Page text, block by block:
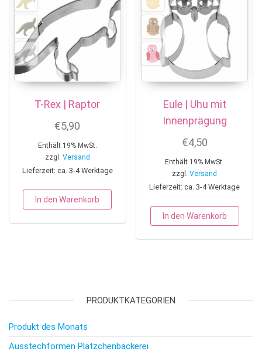
T-Rex | Raptor
€5,90
Enthält 19% MwSt.
zzgl. Versand
Lieferzeit: ca. 3-4 Werktage
In den Warenkorb
Eule | Uhu mit
Innenprägung
€4,50
Enthält 19% MwSt.
zzgl.Versand
Lieferzeit: ca. 3-4 Werktage
In den Warenkorb
PRODUKTKATEGORIEN
Produkt des Monats
Ausstechformen Plätzchenbäckerei